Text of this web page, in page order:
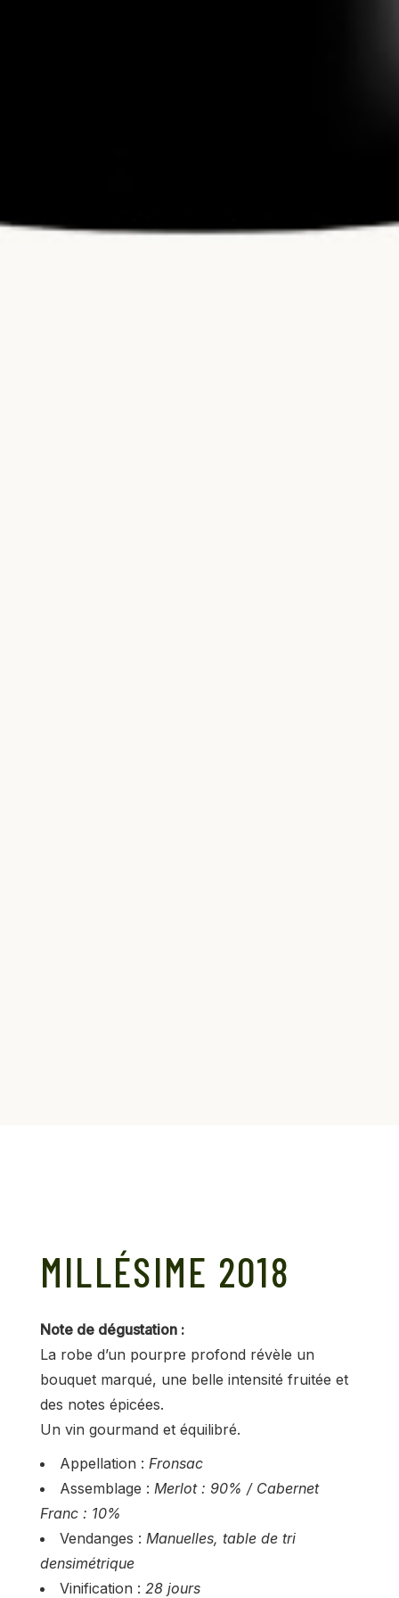
MILLÉSIME 2018
Note de dégustation :
La robe d’un pourpre profond révèle un
bouquet marqué, une belle intensité fruitée et
des notes épicées.
Un vin gourmand et équilibré.
Appellation : Fronsac
Assemblage : Merlot : 90% / Cabernet
Franc : 10%
Vendanges : Manuelles, table de tri
densimétrique
Vinification : 28 jours